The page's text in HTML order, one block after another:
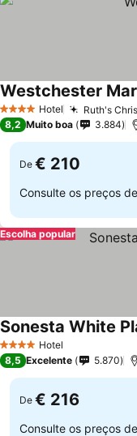
4 EstrelasHotel Ruth's
Westchester
8,2 Muito boa 3.884
De € 210
Consulte os preços de
Escolha popular
4 EstrelasHotel
Sonesta White
8,5 Excelente 5.870
De € 216
Consulte os preços de